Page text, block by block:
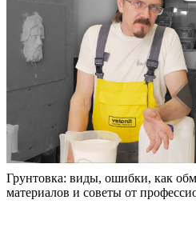
Грунтовка: виды, ошибки, как
материалов и советы от